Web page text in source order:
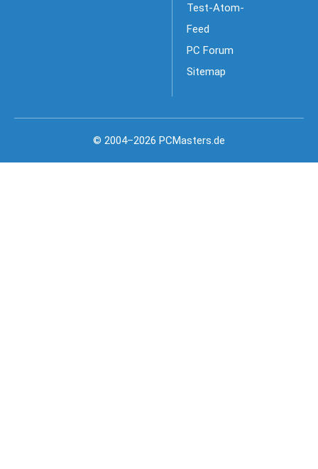
Test-Atom-
Feed
PC Forum
Sitemap
© 2004–2026 PCMasters.de